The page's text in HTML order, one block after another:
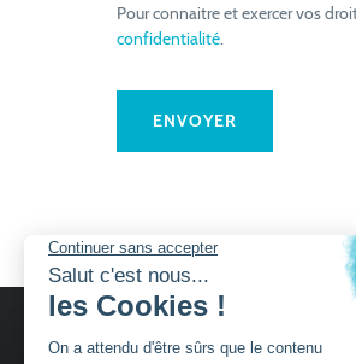
Pour connaitre et exercer vos
confidentialité